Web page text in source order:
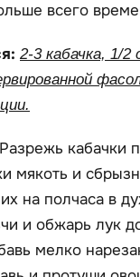
всего
2-3 кабачка, 1/2
Разрежь кабачки
мякоть и
на полчаса в
и обжарь лук
мелко